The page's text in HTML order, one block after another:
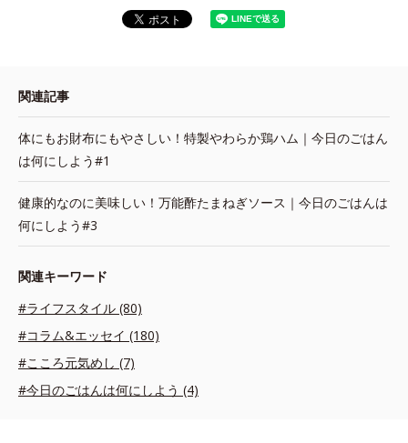
関連記事
体にもお財布にもやさしい！特製やわらか鶏ハム｜今日のごはん
は何にしよう#1
健康的なのに美味しい！万能酢たまねぎソース｜今日のごはんは
何にしよう#3
関連キーワード
#ライフスタイル (80)
#コラム&エッセイ (180)
#こころ元気めし (7)
#今日のごはんは何にしよう (4)